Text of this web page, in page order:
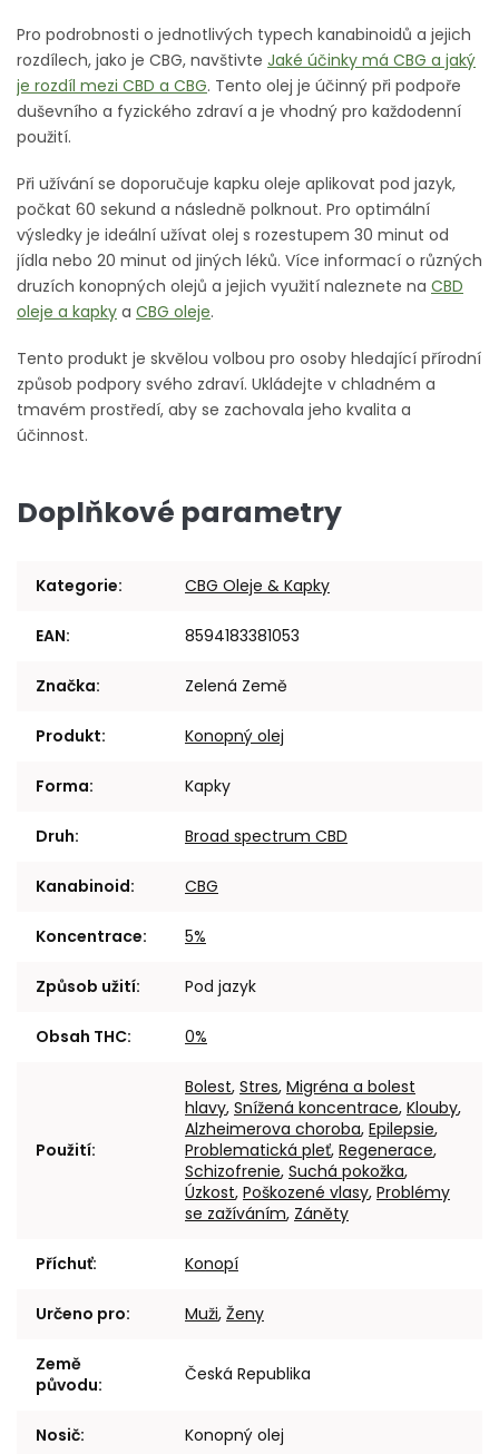
Pro podrobnosti o jednotlivých typech kanabinoidů a jejich
rozdílech, jako je CBG, navštivte Jaké účinky má CBG a jaký
je rozdíl mezi CBD a CBG. Tento olej je účinný při podpoře
duševního a fyzického zdraví a je vhodný pro každodenní
použití.
Při užívání se doporučuje kapku oleje aplikovat pod jazyk,
počkat 60 sekund a následně polknout. Pro optimální
výsledky je ideální užívat olej s rozestupem 30 minut od
jídla nebo 20 minut od jiných léků. Více informací o různých
druzích konopných olejů a jejich využití naleznete na CBD
oleje a kapky a CBG oleje.
Tento produkt je skvělou volbou pro osoby hledající přírodní
způsob podpory svého zdraví. Ukládejte v chladném a
tmavém prostředí, aby se zachovala jeho kvalita a
účinnost.
Doplňkové parametry
Kategorie: CBG Oleje & Kapky
EAN: 8594183381053
Značka: Zelená Země
Produkt: Konopný olej
Forma: Kapky
Druh: Broad spectrum CBD
Kanabinoid: CBG
Koncentrace: 5%
Způsob užití: Pod jazyk
Obsah THC: 0%
Použití:
Bolest, Stres, Migréna a bolest
hlavy, Snížená koncentrace, Klouby,
Alzheimerova choroba, Epilepsie,
Problematická pleť, Regenerace,
Schizofrenie, Suchá pokožka,
Úzkost, Poškozené vlasy, Problémy
se zažíváním, Záněty
Příchuť: Konopí
Určeno pro: Muži, Ženy
Země
původu: Česká Republika
Nosič: Konopný olej